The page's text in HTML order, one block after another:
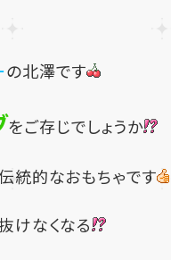
の北澤です
をご存じでしょうか
統的なおもちゃです
けなくなる